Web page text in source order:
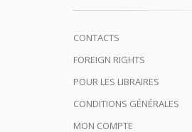
CONTACTS
FOREIGN RIGHTS
POUR LES LIBRAIRES
CONDITIONS GÉNÉRALES
MON COMPTE